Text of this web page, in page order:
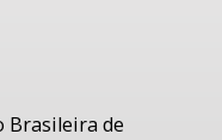
Brasileira de